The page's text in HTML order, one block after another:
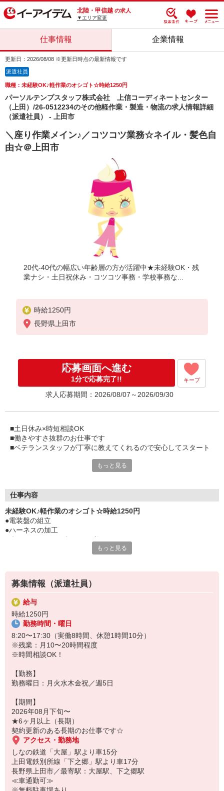
北陸・甲信越 の求人
▼エリア変更
仕事情報 企業情報
更新日：2026/08/08 ※更新日時点の最新情報です
派遣社員
職種：未経験OK♪軽作業のオシゴト☆時給1250円
パーソルテンプスタッフ株式会社 上信コーディネートセンター
（上田）/26-0512234のその他軽作業・製造・物流の求人情報詳細
（派遣社員） - 上田市
＼座り作業メイン♪／コツコツ業務☆ネイル・髪色自
由☆＠上田市
20代-40代の幅広い年齢層の方が活躍中★未経験OK・残
業ナシ・土日祝休み・コツコツ事務・学校事務な...
時給1250円
長野県上田市
応募画面へ進む
1分で応募完了!! キープ
求人応募期間：2026/08/07～2026/09/30
■土日休み×時短相談OK
■働きやすさ抜群のお仕事です
■ベテランスタッフが丁寧に教えてくれるので安心してスタート
■長期連休もあり、しっかりリフレッシュできます
もっと見る
仕事内容
未経験OK♪軽作業のオシゴト☆時給1250円
●電装盤の組立
●ハーネスの加工
もっと見る
募集情報（派遣社員）
給与
時給1250円
勤務時間・曜日
8:20〜17:30（実働8時間、休憩1時間10分）
※残業：月10〜20時間程度
※時間相談OK！
【勤務】
勤務曜日：月火水木金祝／週5日
【期間】
2026年08月下旬〜
★6ヶ月以上（長期）
契約更新のある長期のお仕事です☆
アクセス・勤務地
しなの鉄道「大屋」駅より車15分
上田電鉄別所線「下之郷」駅より車17分
長野県上田市／最寄駅：大屋駅、下之郷駅
≪車通勤可≫